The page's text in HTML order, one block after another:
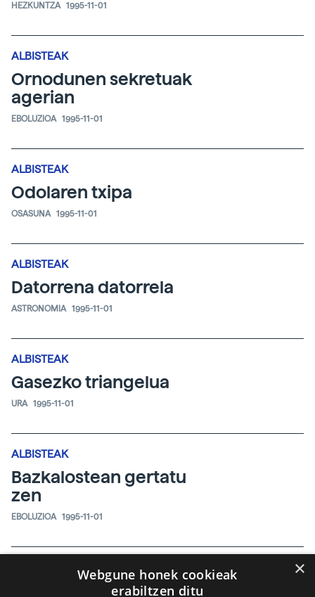
HEZKUNTZA 1995-11-01
ALBISTEAK
Ornodunen sekretuak
agerian
EBOLUZIOA 1995-11-01
ALBISTEAK
Odolaren txipa
OSASUNA 1995-11-01
ALBISTEAK
Datorrena datorrela
ASTRONOMIA 1995-11-01
ALBISTEAK
Gasezko triangelua
URA 1995-11-01
ALBISTEAK
Bazkalostean gertatu
zen
EBOLUZIOA 1995-11-01
Zaborraren erdian
×
Webgune honek cookieak
erabiltzen ditu